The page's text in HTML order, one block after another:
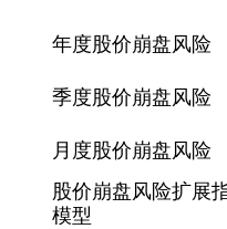
年度股价崩盘风险
季度股价崩盘风险
月度股价崩盘风险
股价崩盘风险扩展
模型